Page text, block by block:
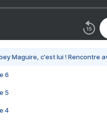
Maguire, c'est lui ! Rencontre
6
5
4